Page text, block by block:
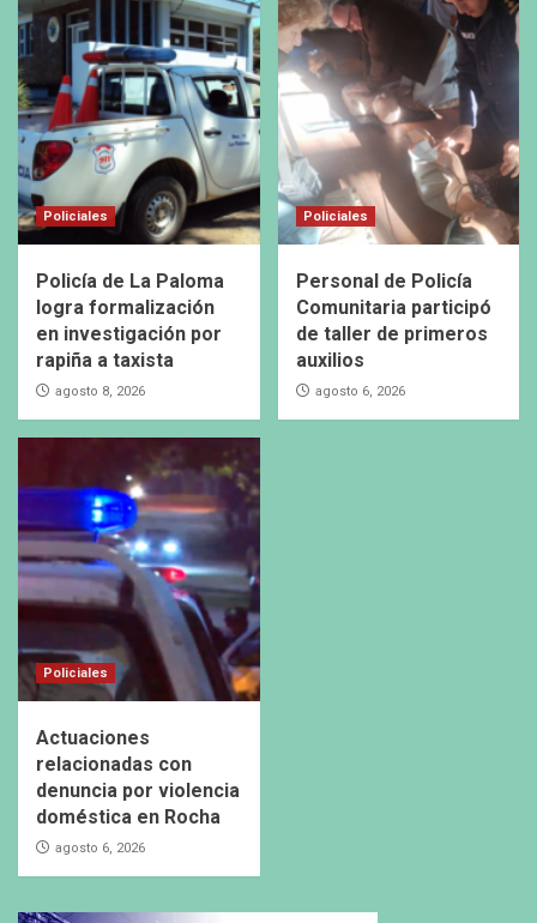
Policiales
Policía de La Paloma
logra formalización
en investigación por
rapiña a taxista
agosto 8, 2026
Policiales
Personal de Policía
Comunitaria participó
de taller de primeros
auxilios
agosto 6, 2026
Policiales
Actuaciones
relacionadas con
denuncia por violencia
doméstica en Rocha
agosto 6, 2026